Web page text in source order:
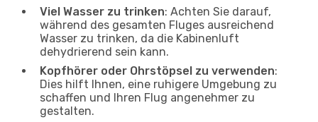
Viel Wasser zu trinken: Achten Sie darauf,
während des gesamten Fluges ausreichend
Wasser zu trinken, da die Kabinenluft
dehydrierend sein kann.
Kopfhörer oder Ohrstöpsel zu verwenden:
Dies hilft Ihnen, eine ruhigere Umgebung zu
schaffen und Ihren Flug angenehmer zu
gestalten.